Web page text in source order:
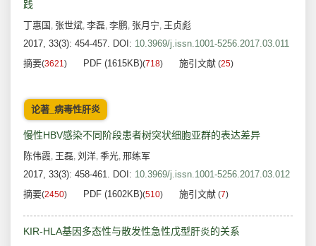
践
丁惠国 , 张世斌, 李磊, 李鹏, 张月宁, 王贞彪
2017, 33(3): 454-457. DOI: 10.3969/j.issn.1001-5256.2017.03.011
摘要(3621) PDF (1615KB)(718) 施引文献 (25)
论著_病毒性肝炎
慢性HBV感染不同阶段患者树突状细胞亚群的表达差异
陈伟霞, 王磊, 刘洋, 季光, 邢练军
2017, 33(3): 458-461. DOI: 10.3969/j.issn.1001-5256.2017.03.012
摘要(2450) PDF (1602KB)(510) 施引文献 (7)
KIR-HLA基因多态性与散发性急性戊型肝炎的关系